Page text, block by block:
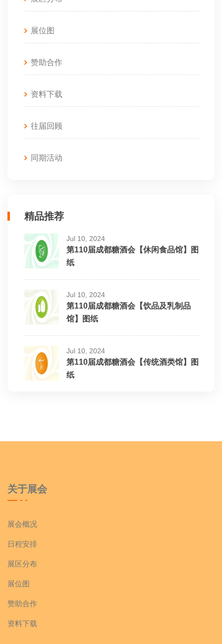
展位图
赞助合作
资料下载
往届回顾
同期活动
精品推荐
Jul 10, 2024
第110届成都糖酒会【休闲食品馆】图
纸
Jul 10, 2024
第110届成都糖酒会【饮品及乳制品
馆】图纸
Jul 10, 2024
第110届成都糖酒会【传统酒类馆】图
纸
关于展会
展会概况
日程安排
展区分布
展位图
赞助合作
资料下载